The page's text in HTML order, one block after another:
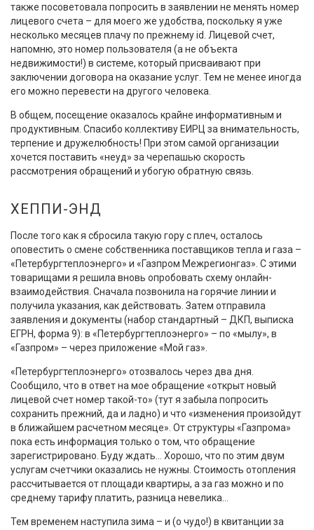
также посоветовала попросить в заявлении не менять номер
лицевого счета – для моего же удобства, поскольку я уже
несколько месяцев плачу по прежнему id. Лицевой счет,
напомню, это номер пользователя (а не объекта
недвижимости!) в системе, который присваивают при
заключении договора на оказание услуг. Тем не менее иногда
его можно перевести на другого человека.
В общем, посещение оказалось крайне информативным и
продуктивным. Спасибо коллективу ЕИРЦ за внимательность,
терпение и дружелюбность! При этом самой организации
хочется поставить «неуд» за черепашью скорость
рассмотрения обращений и убогую обратную связь.
ХЕППИ-ЭНД
После того как я сбросила такую гору с плеч, осталось
оповестить о смене собственника поставщиков тепла и газа –
«Петербургтеплоэнерго» и «Газпром Межрегионгаз». С этими
товарищами я решила вновь опробовать схему онлайн-
взаимодействия. Сначала позвонила на горячие линии и
получила указания, как действовать. Затем отправила
заявления и документы (набор стандартный – ДКП, выписка
ЕГРН, форма 9): в «Петербургтеплоэнерго» – по «мылу», в
«Газпром» – через приложение «Мой газ».
«Петербургтеплоэнерго» отозвалось через два дня.
Сообщило, что в ответ на мое обращение «открыт новый
лицевой счет номер такой-то» (тут я забыла попросить
сохранить прежний, да и ладно) и что «изменения произойдут
в ближайшем расчетном месяце». От структуры «Газпрома»
пока есть информация только о том, что обращение
зарегистрировано. Буду ждать… Хорошо, что по этим двум
услугам счетчики оказались не нужны. Стоимость отопления
рассчитывается от площади квартиры, а за газ можно и по
среднему тарифу платить, разница невелика…
Тем временем наступила зима – и (о чудо!) в квитанции за